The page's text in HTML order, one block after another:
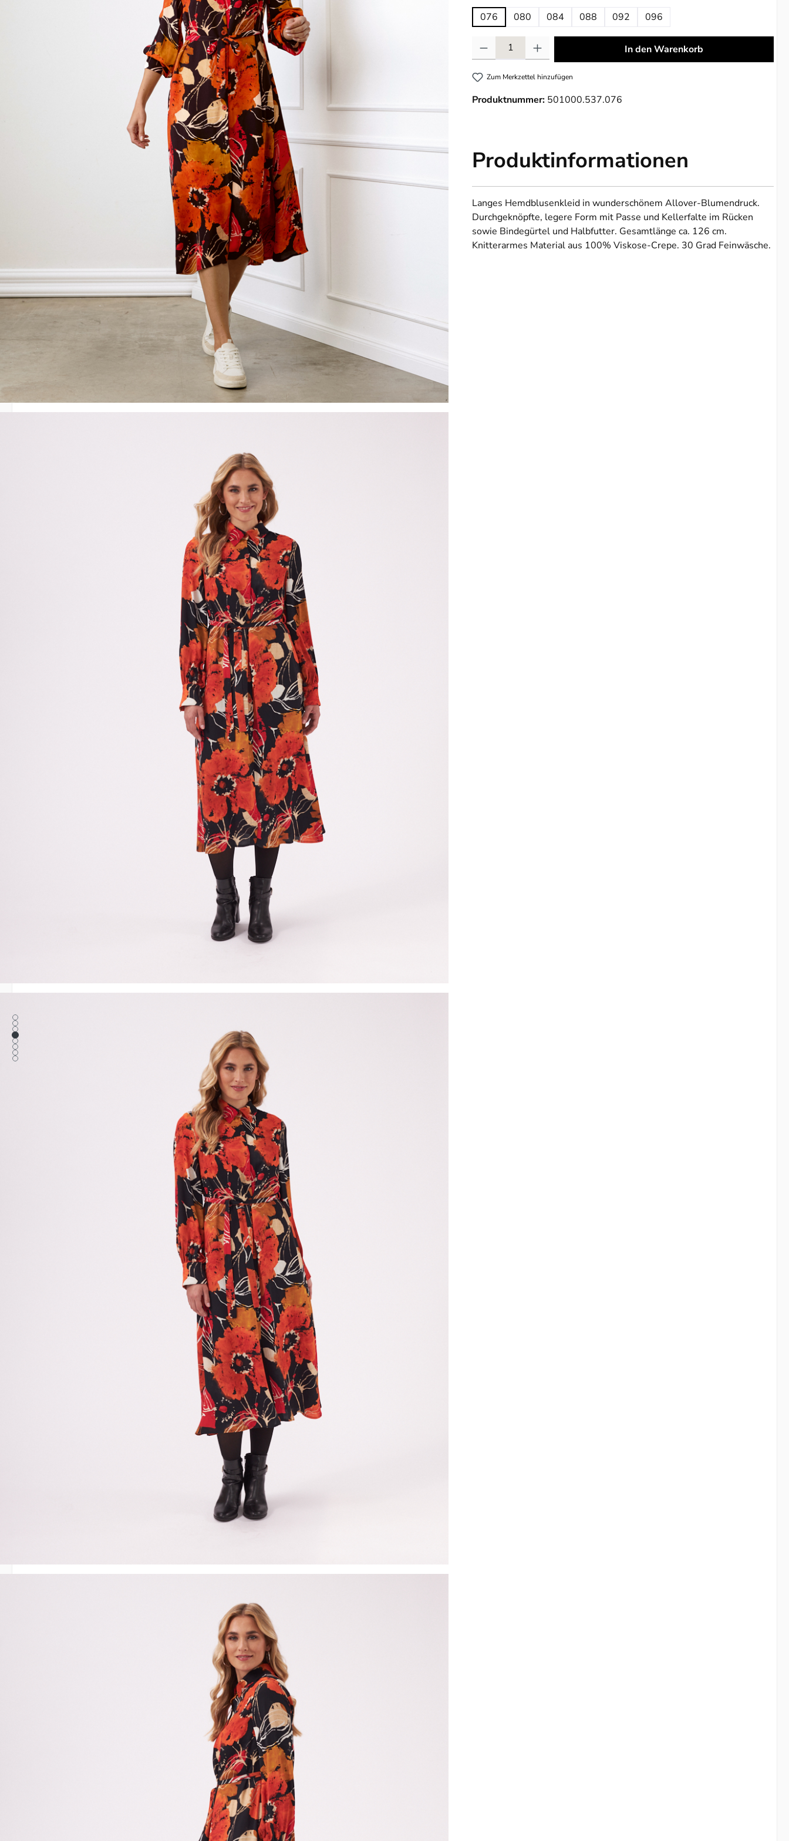
076
080 084 088 092 096
Produkt Anzahl: Gib den gewünschten Wert ein oder benutze die Schaltflächen um
In den Warenkorb
Zum Merkzettel hinzufügen
Produktnummer: 501000.537.076
Produktinformationen
Langes Hemdblusenkleid in wunderschönem Allover-Blumendruck.
Durchgeknöpfte, legere Form mit Passe und Kellerfalte im Rücken
sowie Bindegürtel und Halbfutter. Gesamtlänge ca. 126 cm.
Knitterarmes Material aus 100% Viskose-Crepe. 30 Grad Feinwäsche.